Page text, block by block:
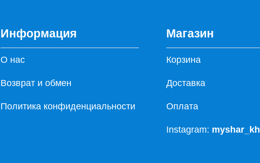
Информация
О нас
Возврат и обмен
Политика конфиденциальности
Магазин
Корзина
Доставка
Оплата
Instagram: myshar_kh